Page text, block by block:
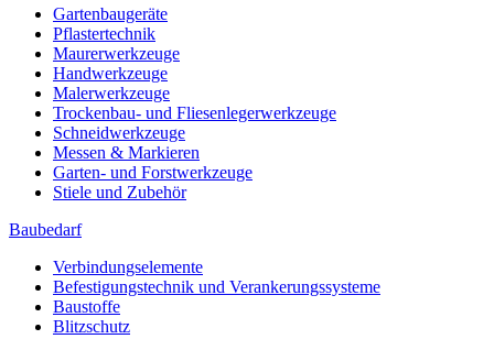
Gartenbaugeräte
Pflastertechnik
Maurerwerkzeuge
Handwerkzeuge
Malerwerkzeuge
Trockenbau- und Fliesenlegerwerkzeuge
Schneidwerkzeuge
Messen & Markieren
Garten- und Forstwerkzeuge
Stiele und Zubehör
Baubedarf
Verbindungselemente
Befestigungstechnik und Verankerungssysteme
Baustoffe
Blitzschutz